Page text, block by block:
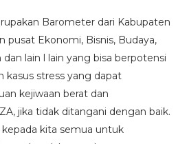
Barometer dari Kabupaten
pusat Ekonomi, Bisnis, Budaya,
dan lain l lain yang bisa berpotensi
kasus stress yang dapat
kejiwaan berat dan
jika tidak ditangani dengan baik.
kita semua untuk